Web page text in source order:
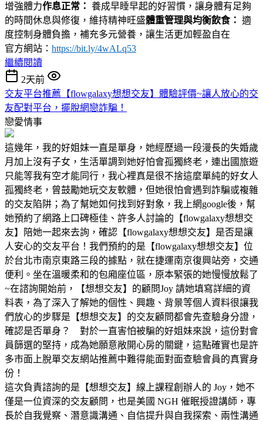
增強體力作息正常： 養成早睡早起的好習慣，讓身體有足夠
的時間休息與修復，維持精神旺盛體重管理與均衡飲食： 適
度控制身體負擔，補充多元營養，讓生活更加輕盈自在
官方網站： https://bit.ly/4wALq53
繼續閱讀
2天前
交友平台推薦【flowgalaxy想想交友】體驗評價~讓人放心的交
友配對平台，擺脫網戀詐騙！
戀愛情事
這幾年，我的好姐妹一直是單身，她經歷過一段漫長的失婚歲
月加上沒有子女，生活單調到她好怕會孤獨終老，連出國旅遊
只能等我有空才能同行，我心裡真是很不捨這麼單純的好女人
孤獨終老，曾鼓勵她玩交友軟體，但她很怕會遇到詐騙或複雜
的交友陷阱；為了幫她如何找到好對象，我上網google後，幫
她預約了網路上口碑極佳、許多人討論的【flowgalaxy想想交
友】陪她一起來去詢，確認【flowgalaxy想想交友】是否是讓
人安心的交友平台！我們預約的是【flowgalaxy想想交友】位
於台北市南京東路三段的據點，就在捷運南京復興站旁，交通
便利。坐在溫暖柔和的包廂座位區，原本緊張的她慢慢放鬆了
~在諮詢開始前，【想想交友】的顧問Joy 請她填寫詳細的資
料表，為了深入了解她的個性、興趣、背景等個人資料很讓我
們放心的步驟是【想想交友】的交友顧問都會先查驗身分證，
確認是否單身？ 對於一直害怕被騙的好姐妹來說，這份對會
員篩選的堅持，成為她願意敞開心房的關鍵，這點確實也是許
多市面上脫單交友網站推薦中難得能面對面查驗會員的真實身
份！
這次負責諮詢的是【想想交友】線上課程創辦人的 Joy，她不
僅是一位資深的交友顧問，也是美國 NGH 催眠授證講師，專
長於自我覺察、潛意識溝通、自信提升與自我探索、兩性溝通